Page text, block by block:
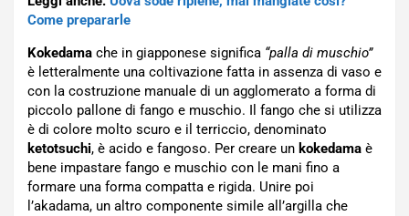
Come prepararle
Kokedama che in giapponese significa “palla di muschio”
è letteralmente una coltivazione fatta in assenza di vaso e
con la costruzione manuale di un agglomerato a forma di
piccolo pallone di fango e muschio. Il fango che si utilizza
è di colore molto scuro e il terriccio, denominato
ketotsuchi, è acido e fangoso. Per creare un kokedama è
bene impastare fango e muschio con le mani fino a
formare una forma compatta e rigida. Unire poi
l’akadama, un altro componente simile all’argilla che